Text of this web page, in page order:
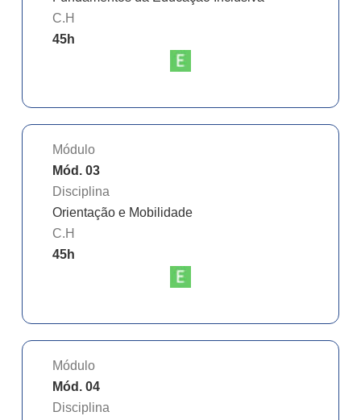
C.H
45h
Módulo
Mód. 03
Disciplina
Orientação e Mobilidade
C.H
45h
Módulo
Mód. 04
Disciplina